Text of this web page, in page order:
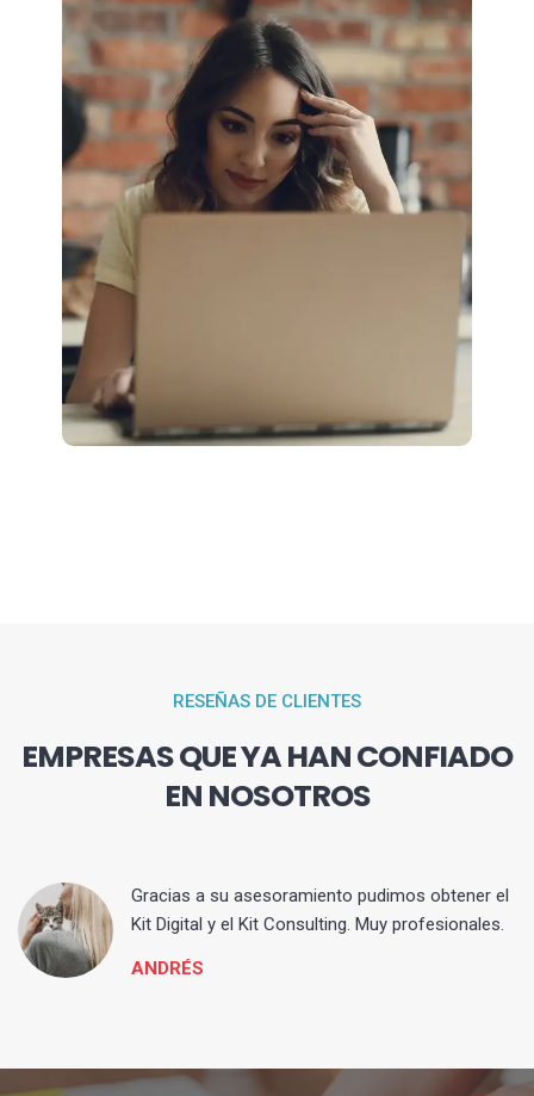
RESEÑAS DE CLIENTES
EMPRESAS QUE YA HAN CONFIADO
EN NOSOTROS
Gracias a su asesoramiento pudimos obtener el
Kit Digital y el Kit Consulting. Muy profesionales.
ANDRÉS